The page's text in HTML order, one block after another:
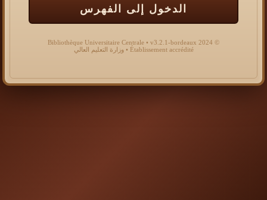
الدخول إلى الفهرس
© 2024 Bibliothèque Universitaire Centrale • v3.2.1-bordeaux
Établissement accrédité • وزارة التعليم العالي